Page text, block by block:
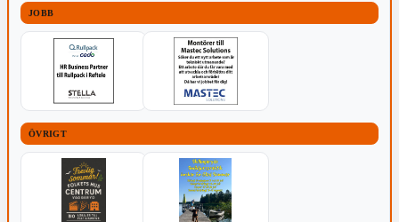
JOBB
ÖVRIGT